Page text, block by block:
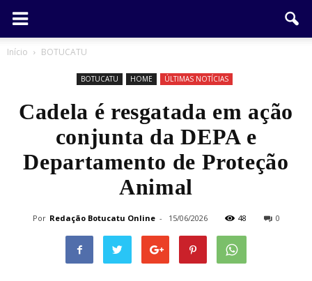
Início BOTUCATU
BOTUCATU HOME ÚLTIMAS NOTÍCIAS
Cadela é resgatada em ação
conjunta da DEPA e
Departamento de Proteção
Animal
Por Redação Botucatu Online - 15/06/2026 48 0